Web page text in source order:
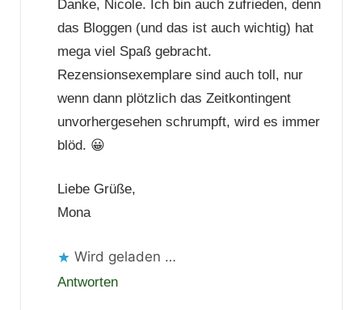
Danke, Nicole. Ich bin auch zufrieden, denn
das Bloggen (und das ist auch wichtig) hat
mega viel Spaß gebracht.
Rezensionsexemplare sind auch toll, nur
wenn dann plötzlich das Zeitkontingent
unvorhergesehen schrumpft, wird es immer
blöd. 😀
Liebe Grüße,
Mona
Wird geladen …
Antworten